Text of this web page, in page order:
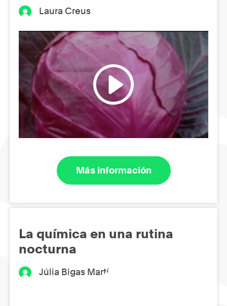
Laura Creus
Más información
La química en una rutina
nocturna
Júlia Bigas Martí